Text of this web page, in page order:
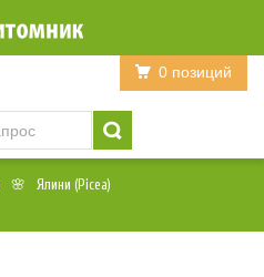
Войти Регистрация
0 позиций
Ялини (Picea)